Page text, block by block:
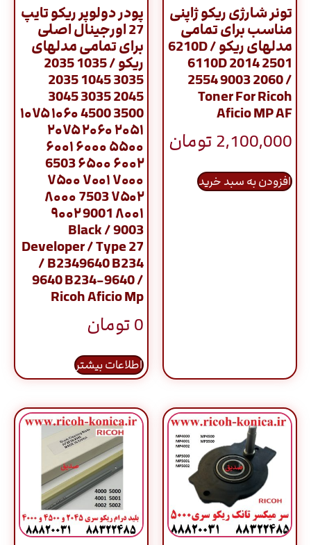
تونر شارژی ریکو ژاپنی
مناسب برای تمامی
مدلهای ریکو / 6210D
6110D 2014 2501
2554 9003 2060 /
Toner For Ricoh
Aficio MP AF
2,100,000تومان
افزودن به سبد خرید
پودر دولوپر ریکو تایپ
27 اورجینال اصلی
برای تمامی مدلهای
ریکو / 1035 2035
3035 1045 2035
2045 3035 3045
3500 4500 ۱۰۶۰ ۱۰۷۵
۲۰۵۱ ۲۰۶۰ ۲۰۷۵
۵۵۰۰ ۶۰۰۰ ۶۰۰۱
۶۰۰۲ ۶۵۰۰ 6503
۷۰۰۰ ۷۰۰۱ ۷۵۰۰
۷۵۰۲ 7503 ۸۰۰۰
۸۰۰۱ 9001 ۹۰۰۲
9003 / Black
Developer / Type 27
/ B2349640 B234
9640 B234-9640 /
Ricoh Aficio Mp
0تومان
اطلاعات بیشتر